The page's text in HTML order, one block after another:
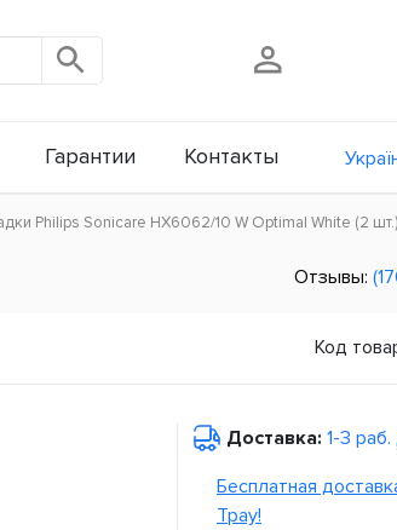
Гарантии Контакты
Philips Sonicare HX6062/10 W Optimal White (2 шт.)
Отзывы:
Код
Доставка: 1-3
Бесплатная
Tpay!